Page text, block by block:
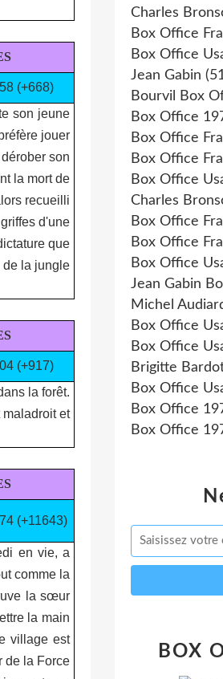
(+668)
son jeune
jouer
son
la mort de
recueilli
d'une
que
de la jungle
(+917)
la forêt.
et
(+11643)
en vie, a
comme la
la sœur
la main
village est
de la Force
Charles
Box Office
Box Office
Jean Gabin
Bourvil Box
Box Office
Box Office
Box Office
Box Office
Charles
Box Office
Box Office
Box Office
Jean Gabin
Michel
Box Office
Box Office
Brigitte
Box Office
Box Office
Box Office
BOX